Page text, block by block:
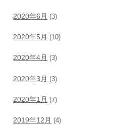
2020年6月 (3)
2020年5月 (10)
2020年4月 (3)
2020年3月 (3)
2020年1月 (7)
2019年12月 (4)